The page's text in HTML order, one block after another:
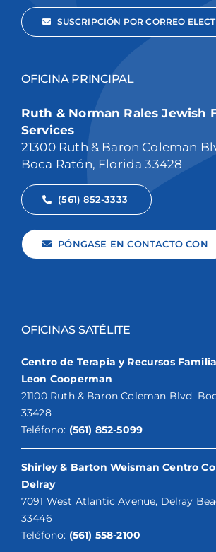
SUSCRIPCIÓN POR CORREO
OFICINA PRINCIPAL
Ruth & Norman Rales Jewish
Services
21300 Ruth & Baron Coleman
Boca Ratón, Florida 33428
(561) 852-3333
PÓNGASE EN CONTACTO CON
OFICINAS SATÉLITE
Centro de Terapia y Recursos
Leon Cooperman
21100 Ruth & Baron Coleman Blvd.
33428
Teléfono: (561) 852-5099
Shirley & Barton Weisman Centro
Delray
7091 West Atlantic Avenue, Delray
33446
Teléfono: (561) 558-2100